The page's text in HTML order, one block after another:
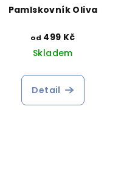
Pamlskovník Oliva
od 499 Kč
Skladem
Detail